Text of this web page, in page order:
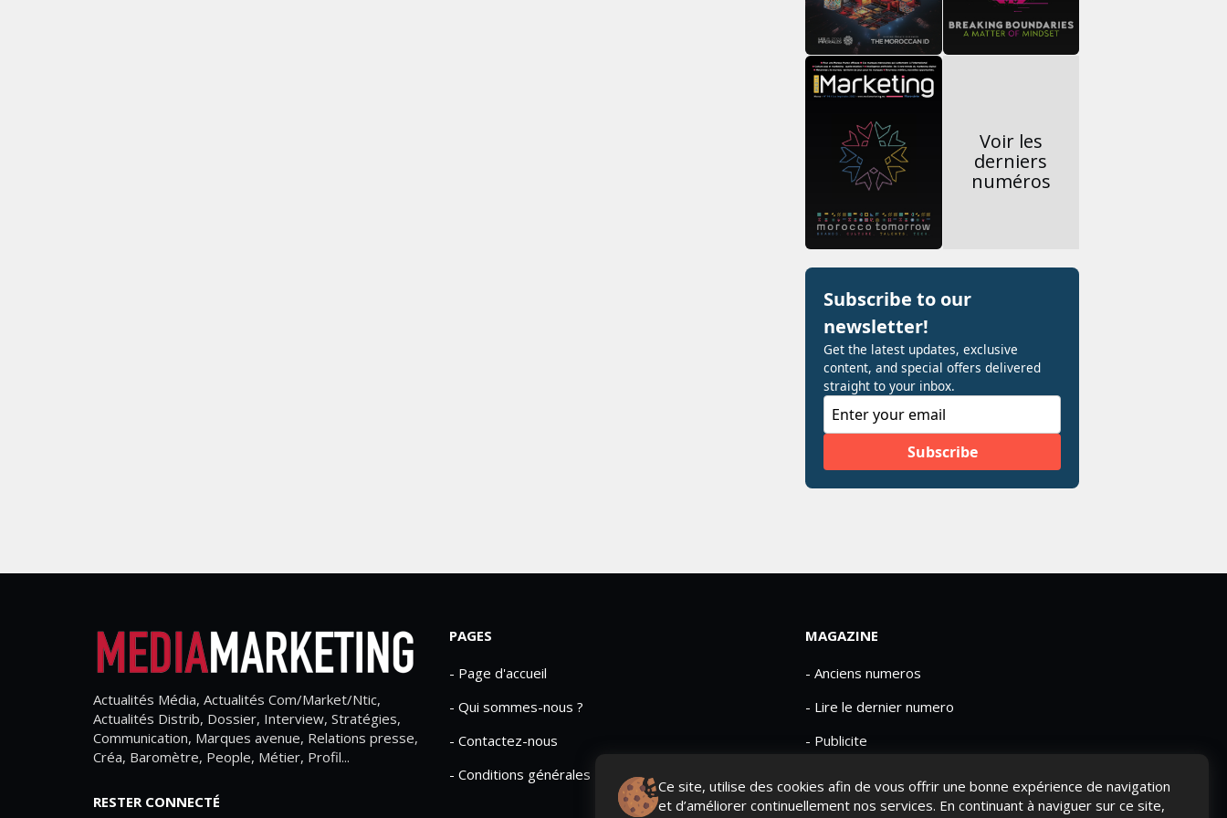
Voir les
derniers
numéros
Ce site, utilise des cookies afin de vous offrir une bonne expérience de navigation
et d’améliorer continuellement nos services. En continuant à naviguer sur ce site,
Actualités Média, Actualités Com/Market/Ntic,
Actualités Distrib, Dossier, Interview, Stratégies,
Communication, Marques avenue, Relations presse,
Créa, Baromètre, People, Métier, Profil...
RESTER CONNECTÉ
PAGES
- Page d'accueil
- Qui sommes-nous ?
- Contactez-nous
- Conditions générales
MAGAZINE
- Anciens numeros
- Lire le dernier numero
- Publicite